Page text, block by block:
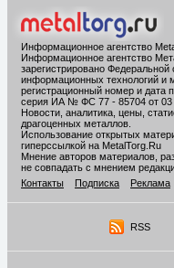
Информационное агентство
Информационное агентство
зарегистрировано
информационных технологий и
регистрационный номер и дата
серия ИА № ФС 77 - 85704 от 03
Новости, аналитика, цены,
драгоценных металлов.
Использование открытых
гиперссылкой на MetalTorg.Ru
Мнение авторов материалов,
не совпадать с мнением
Контакты
Подписка Реклама
RSS